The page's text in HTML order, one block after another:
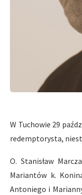
W Tuchowie 29
redemptorysta,
O. Stanisław
Mariantów k.
Antoniego i